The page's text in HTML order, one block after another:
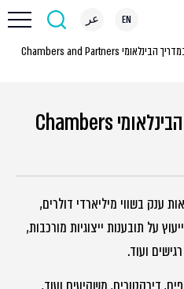
EN عر
גאים על הדירוג במדריך הבינלאומי Chambers and Partners
גאים על הדירוג במדריך הבינלאומי Chambers
ענק בשווי מיליארדי דולרים,
על תובענות ייצוגיות מורכבות,
ועוד.